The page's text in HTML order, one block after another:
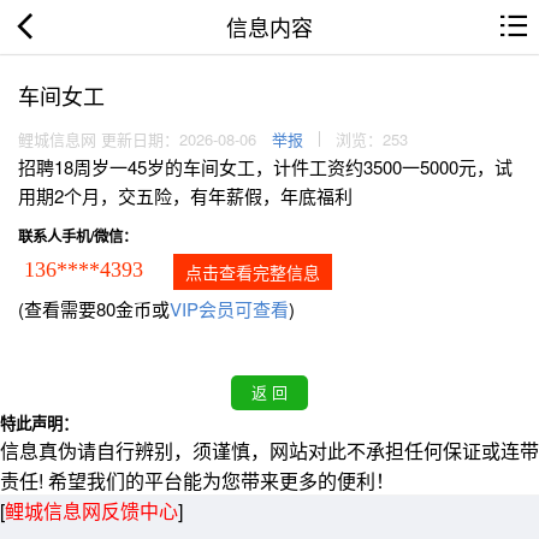
信息内容
车间女工
鲤城信息网 更新日期：2026-08-06 举报 浏览：253
招聘18周岁一45岁的车间女工，计件工资约3500一5000元，试
用期2个月，交五险，有年薪假，年底福利
联系人手机/微信：
136****4393 点击查看完整信息
(查看需要80金币或VIP会员可查看)
特此声明：
信息真伪请自行辨别，须谨慎，网站对此不承担任何保证或连带
责任! 希望我们的平台能为您带来更多的便利！
[鲤城信息网反馈中心]